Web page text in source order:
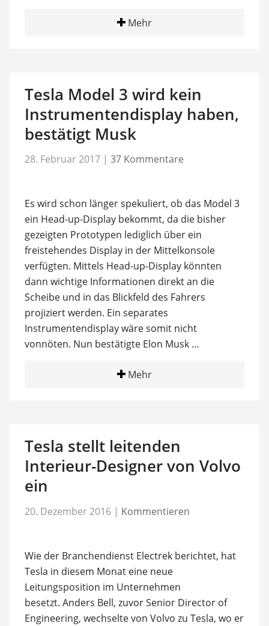
Mehr
Tesla Model 3 wird kein
Instrumentendisplay haben,
bestätigt Musk
28. Februar 2017 | 37 Kommentare
Es wird schon länger spekuliert, ob das Model 3
ein Head-up-Display bekommt, da die bisher
gezeigten Prototypen lediglich über ein
freistehendes Display in der Mittelkonsole
verfügten. Mittels Head-up-Display könnten
dann wichtige Informationen direkt an die
Scheibe und in das Blickfeld des Fahrers
projiziert werden. Ein separates
Instrumentendisplay wäre somit nicht
vonnöten. Nun bestätigte Elon Musk …
Mehr
Tesla stellt leitenden
Interieur-Designer von Volvo
ein
20. Dezember 2016 | Kommentieren
Wie der Branchendienst Electrek berichtet, hat
Tesla in diesem Monat eine neue
Leitungsposition im Unternehmen
besetzt. Anders Bell, zuvor Senior Director of
Engineering, wechselte von Volvo zu Tesla, wo er